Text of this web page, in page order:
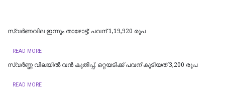
സ്വര്‍ണവില ഇന്നും താഴോട്ട്; പവന് 1,19,920 രൂപ
READ MORE
സ്വര്‍ണ്ണ വിലയില്‍ വന്‍ കുതിപ്പ്, ഒറ്റയടിക്ക് പവന് കൂടിയത് 3,200 രൂപ
READ MORE